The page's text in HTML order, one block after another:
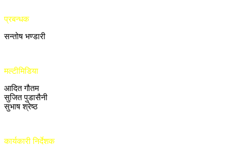
प्रबन्धक
सन्तोष भण्डारी
मल्टीमिडिया
आदित गौतम
सुजित पुडासैनी
सुभाष श्रेष्ठ
कार्यकारी निर्देशक